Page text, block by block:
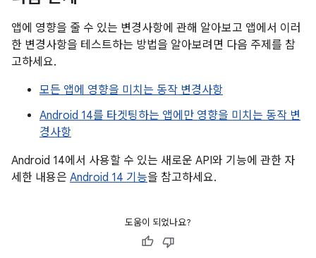
앱에 영향을 줄 수 있는 변경사항에 관해 알아보고 앱에서 이러
한 변경사항을 테스트하는 방법을 알아보려면 다음 주제를 참
고하세요.
모든 앱에 영향을 미치는 동작 변경사항
Android 14를 타겟팅하는 앱에만 영향을 미치는 동작 변
경사항
Android 14에서 사용할 수 있는 새로운 API와 기능에 관한 자
세한 내용은 Android 14 기능을 참고하세요.
도움이 되었나요?